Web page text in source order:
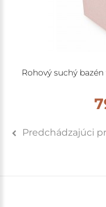
Rohový suchý
Predchádzajúci